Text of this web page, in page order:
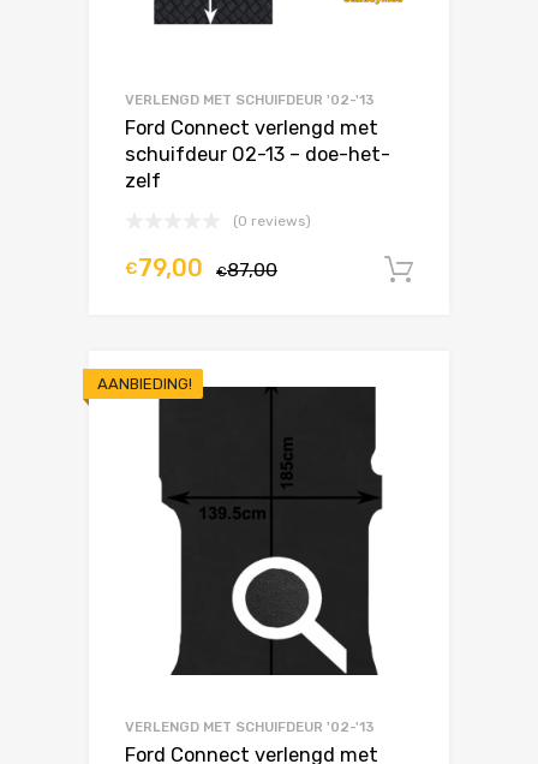
VERLENGD MET SCHUIFDEUR '02-'13
Ford Connect verlengd met
schuifdeur 02-13 – doe-het-
zelf
(0 reviews)
€87,00
€79,00
AANBIEDING!
VERLENGD MET SCHUIFDEUR '02-'13
Ford Connect verlengd met